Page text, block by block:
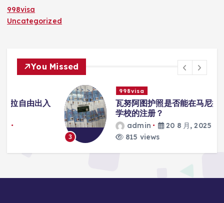
998visa
Uncategorized
You Missed
998visa
瓦努阿图护照是否能在马尼拉使用国际
学校的注册？
admin
20 8 月, 2025
815 views